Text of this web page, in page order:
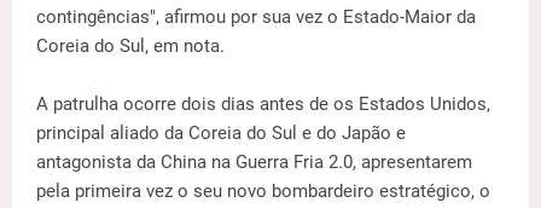
contingências", afirmou por sua vez o Estado-Maior da
Coreia do Sul, em nota.
A patrulha ocorre dois dias antes de os Estados Unidos,
principal aliado da Coreia do Sul e do Japão e
antagonista da China na Guerra Fria 2.0, apresentarem
pela primeira vez o seu novo bombardeiro estratégico, o